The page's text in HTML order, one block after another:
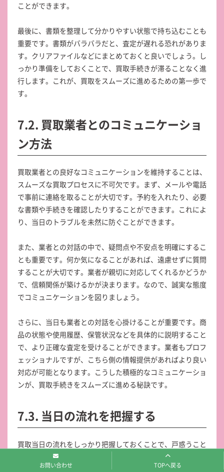
ことができます。
最後に、書類を整理して分かりやすい状態で持ち込むことも
重要です。書類がバラバラだと、査定が遅れる恐れがありま
す。クリアファイルなどにまとめておくと良いでしょう。し
っかり準備をしておくことで、買取手続きが滞ることなく進
行します。これが、買取をスムーズに進めるための第一歩で
す。
7.2. 買取業者とのコミュニケーショ
ン方法
買取業者との良好なコミュニケーションを維持することは、
スムーズな買取プロセスに不可欠です。まず、メールや電話
で事前に連絡を取ることが大切です。予約を入れたり、必要
な書類や手続きを確認したりすることができます。これによ
り、当日のトラブルを未然に防ぐことができます。
また、業者との対話の中で、疑問点や不安点を明確にするこ
とも重要です。何か気になることがあれば、遠慮せずに質問
することが大切です。業者が親切に対応してくれるかどうか
で、信頼関係が築けるかが決まります。なので、誠実な態度
でコミュニケーションを図りましょう。
さらに、当日も業者との対話を心掛けることが重要です。商
品の状態や使用履歴、保管状況などを具体的に説明すること
で、より正確な査定を受けることができます。業者もプロフ
ェッショナルですが、こちら側の情報提供があればより良い
対応が可能となります。こうした積極的なコミュニケーショ
ンが、買取手続きをスムーズに進める秘訣です。
7.3. 当日の流れを把握する
買取当日の流れをしっかり把握しておくことで、戸惑うこと
なく手続きが進められます。まず、買取店舗に到着した際に
受付を済ませます。この時、事前に準備しておいた書類を提
お問い合わせ TOPへ戻る